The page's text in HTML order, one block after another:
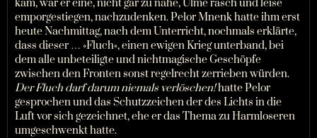
kam, war er eine, nicht gar zu nahe, Ulme rasch und leise
emporgestiegen, nachzudenken. Pelor Mnenk hatte ihm erst
heute Nachmittag, nach dem Unterricht, nochmals erklärte,
dass dieser … »Fluch«, einen ewigen Krieg unterband, bei
dem alle unbeteiligte und nichtmagische Geschöpfe
zwischen den Fronten sonst regelrecht zerrieben würden.
Der Fluch darf darum niemals verlöschen!hatte Pelor
gesprochen und das Schutzzeichen der des Lichts in die
Luft vor sich gezeichnet, ehe er das Thema zu Harmloseren
umgeschwenkt hatte.